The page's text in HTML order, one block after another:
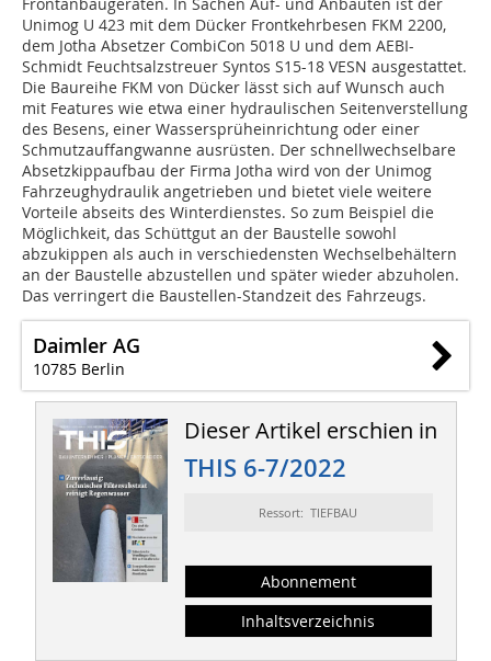
Frontanbaugeräten. In Sachen Auf- und Anbauten ist der
Unimog U 423 mit dem Dücker Frontkehrbesen FKM 2200,
dem Jotha Absetzer CombiCon 5018 U und dem AEBI-
Schmidt Feuchtsalzstreuer Syntos S15-18 VESN ausgestattet.
Die Baureihe FKM von Dücker lässt sich auf Wunsch auch
mit Features wie etwa einer hydraulischen Seitenverstellung
des Besens, einer Wassersprüheinrichtung oder einer
Schmutzauffangwanne ausrüsten. Der schnellwechselbare
Absetzkippaufbau der Firma Jotha wird von der Unimog
Fahrzeughydraulik angetrieben und bietet viele weitere
Vorteile abseits des Winterdienstes. So zum Beispiel die
Möglichkeit, das Schüttgut an der Baustelle sowohl
abzukippen als auch in verschiedensten Wechselbehältern
an der Baustelle abzustellen und später wieder abzuholen.
Das verringert die Baustellen-Standzeit des Fahrzeugs.
Daimler AG
10785 Berlin
Dieser Artikel erschien in
THIS 6-7/2022
Ressort: TIEFBAU
Abonnement
Inhaltsverzeichnis